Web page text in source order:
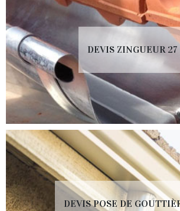
DEVIS ZINGUEUR 27
DEVIS POSE DE